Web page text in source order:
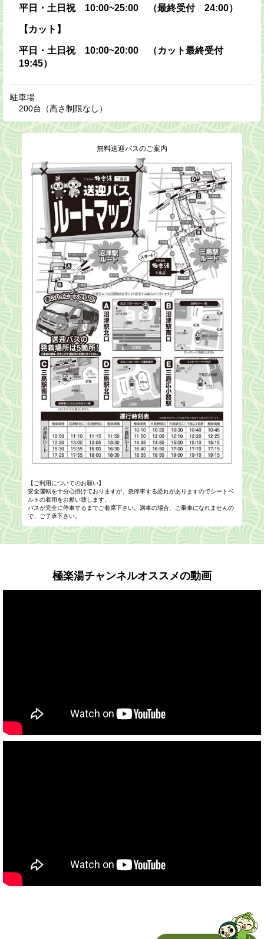
平日・土日祝 10:00~25:00 （最終受付 24:00）
【カット】
平日・土日祝 10:00~20:00 （カット最終受付
19:45）
駐車場
200台（高さ制限なし）
無料送迎バスのご案内
【ご利用についてのお願い】
安全運転を十分心掛けておりますが、急停車する恐れがありますのでシートベ
ルトの着用をお願い致します。
バスが完全に停車するまでご着席下さい。満車の場合、ご乗車になれませんの
で、ご了承下さい。
極楽湯チャンネルオススメの動画